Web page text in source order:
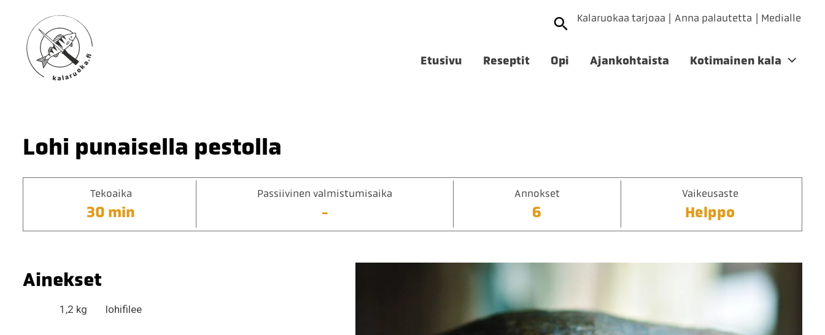
Kalaruokaa tarjoaa Anna palautetta Medialle
Etusivu Reseptit Opi Ajankohtaista Kotimainen kala
Lohi punaisella pestolla
Tekoaika
30 min
Passiivinen valmistumisaika
-
Annokset
6
Vaikeusaste
Helppo
Ainekset
1,2 kg lohifilee